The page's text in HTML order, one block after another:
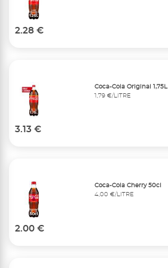
2.28 €
Coca-Cola Original 1,75L
1,79 €/LITRE
3.13 €
Coca-Cola Cherry 50cl
4,00 €/LITRE
2.00 €